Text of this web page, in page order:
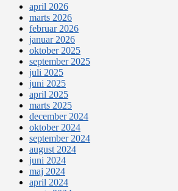
april 2026
marts 2026
februar 2026
januar 2026
oktober 2025
september 2025
juli 2025
juni 2025
april 2025
marts 2025
december 2024
oktober 2024
september 2024
august 2024
juni 2024
maj 2024
april 2024